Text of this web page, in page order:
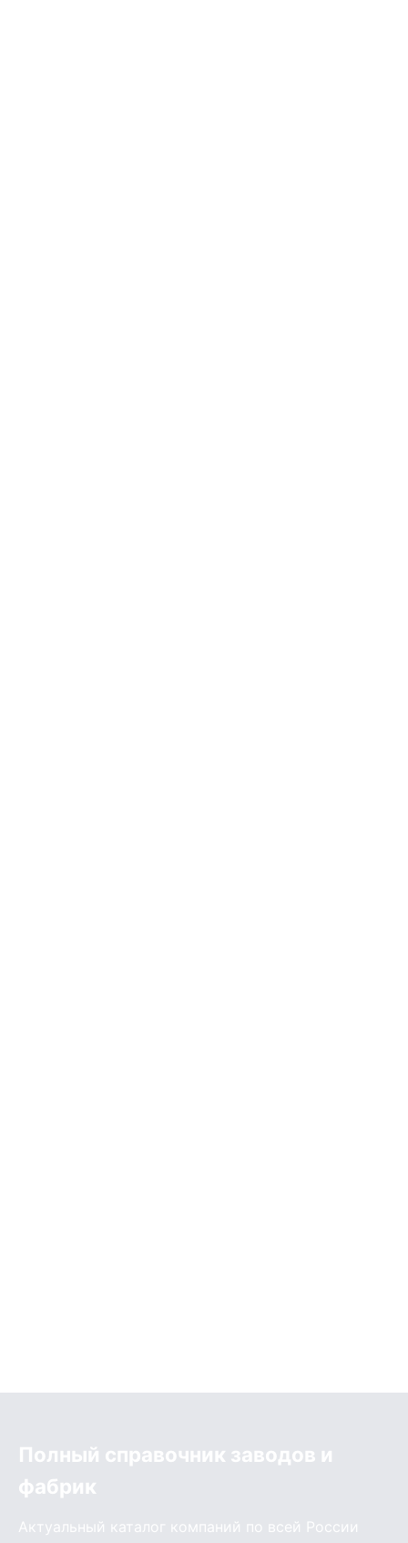
Полный справочник заводов и
фабрик
Актуальный каталог компаний по всей России